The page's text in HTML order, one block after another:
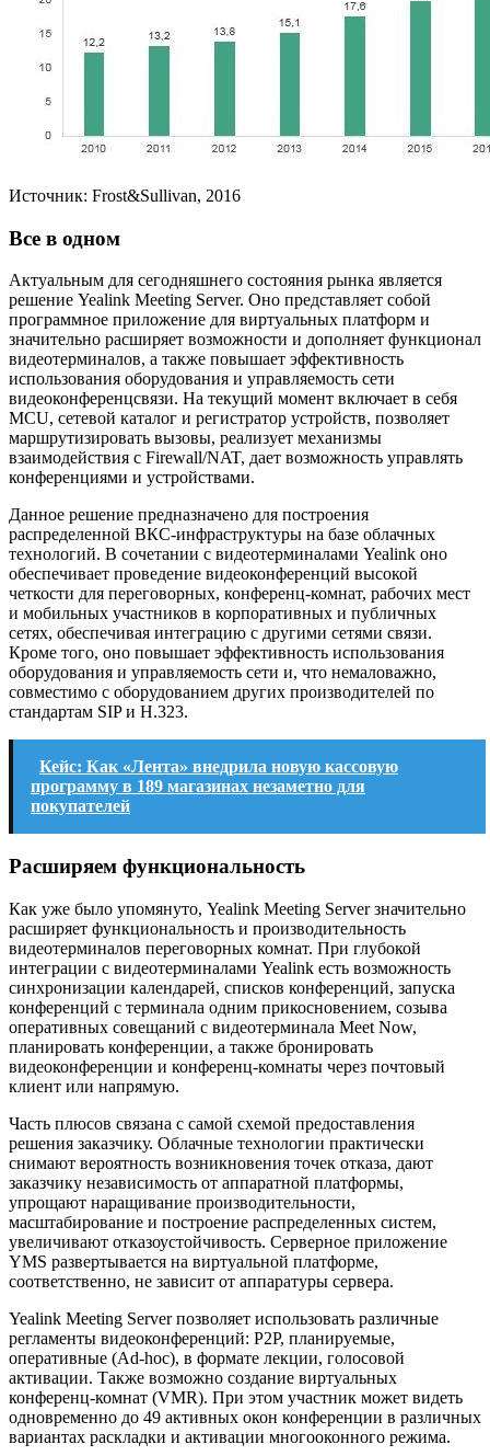
Источник: Frost&Sullivan, 2016
Все в одном
Актуальным для сегодняшнего состояния рынка является
решение Yealink Meeting Server. Оно представляет собой
программное приложение для виртуальных платформ и
значительно расширяет возможности и дополняет функционал
видеотерминалов, а также повышает эффективность
использования оборудования и управляемость сети
видеоконференцсвязи. На текущий момент включает в себя
MCU, сетевой каталог и регистратор устройств, позволяет
маршрутизировать вызовы, реализует механизмы
взаимодействия с Firewall/NAT, дает возможность управлять
конференциями и устройствами.
Данное решение предназначено для построения
распределенной ВКС-инфраструктуры на базе облачных
технологий. В сочетании с видеотерминалами Yealink оно
обеспечивает проведение видеоконференций высокой
четкости для переговорных, конференц-комнат, рабочих мест
и мобильных участников в корпоративных и публичных
сетях, обеспечивая интеграцию с другими сетями связи.
Кроме того, оно повышает эффективность использования
оборудования и управляемость сети и, что немаловажно,
совместимо с оборудованием других производителей по
стандартам SIP и Н.323.
Кейс: Как «Лента» внедрила новую кассовую
программу в 189 магазинах незаметно для
покупателей
Расширяем функциональность
Как уже было упомянуто, Yealink Meeting Server значительно
расширяет функциональность и производительность
видеотерминалов переговорных комнат. При глубокой
интеграции с видеотерминалами Yealink есть возможность
синхронизации календарей, списков конференций, запуска
конференций с терминала одним прикосновением, созыва
оперативных совещаний с видеотерминала Meet Now,
планировать конференции, а также бронировать
видеоконференции и конференц-комнаты через почтовый
клиент или напрямую.
Часть плюсов связана с самой схемой предоставления
решения заказчику. Облачные технологии практически
снимают вероятность возникновения точек отказа, дают
заказчику независимость от аппаратной платформы,
упрощают наращивание производительности,
масштабирование и построение распределенных систем,
увеличивают отказоустойчивость. Серверное приложение
YMS развертывается на виртуальной платформе,
соответственно, не зависит от аппаратуры сервера.
Yealink Meeting Server позволяет использовать различные
регламенты видеоконференций: P2P, планируемые,
оперативные (Ad-hoc), в формате лекции, голосовой
активации. Также возможно создание виртуальных
конференц-комнат (VMR). При этом участник может видеть
одновременно до 49 активных окон конференции в различных
вариантах раскладки и активации многооконного режима.